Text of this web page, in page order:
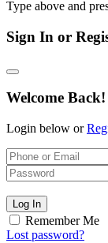
Type above and
Sign In or
Welcome Back!
Login below or
Log In
Remember Me
Lost password?